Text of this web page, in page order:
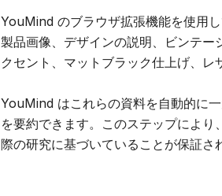
YouMind のブラウザ拡張機能を使用
製品画像、デザインの説明、ビンテ
クセント、マットブラック仕上げ、レ
YouMind はこれらの資料を自動的に
を要約できます。このステップによ
際の研究に基づいていることが保証さ